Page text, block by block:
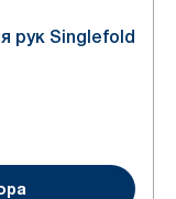
рук Singlefold